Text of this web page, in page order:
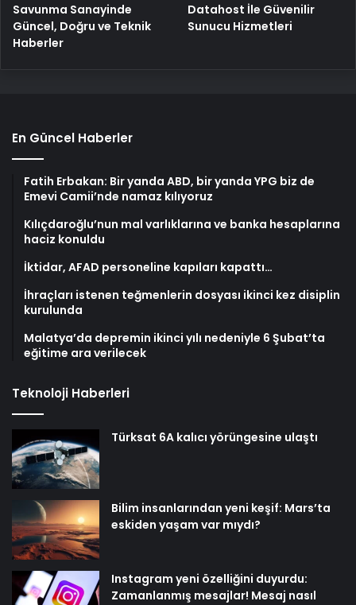
Savunma Sanayinde
Güncel, Doğru ve Teknik
Haberler
Datahost İle Güvenilir
Sunucu Hizmetleri
En Güncel Haberler
Fatih Erbakan: Bir yanda ABD, bir yanda YPG biz de
Emevi Camii’nde namaz kılıyoruz
Kılıçdaroğlu’nun mal varlıklarına ve banka hesaplarına
haciz konuldu
İktidar, AFAD personeline kapıları kapattı…
İhraçları istenen teğmenlerin dosyası ikinci kez disiplin
kurulunda
Malatya’da depremin ikinci yılı nedeniyle 6 Şubat’ta
eğitime ara verilecek
Teknoloji Haberleri
Türksat 6A kalıcı yörüngesine ulaştı
Bilim insanlarından yeni keşif: Mars’ta
eskiden yaşam var mıydı?
Instagram yeni özelliğini duyurdu:
Zamanlanmış mesajlar! Mesaj nasıl